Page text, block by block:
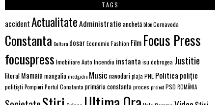
TAGS
accidentActualitateAdministratie anchetăblocCernavoda
Constanta Cultura dosarEconomie Fashion Film Focus Press
focuspress Imobiliare Auto Incendiu instanta isu dobrogea Justitie
litoral Mamaia mangaliamedgidia Music navodariplaja PNL Politica poliție
polițiști Pompieri Portul Constanta primăria constantaproces proiectPSD ROMÂNIA